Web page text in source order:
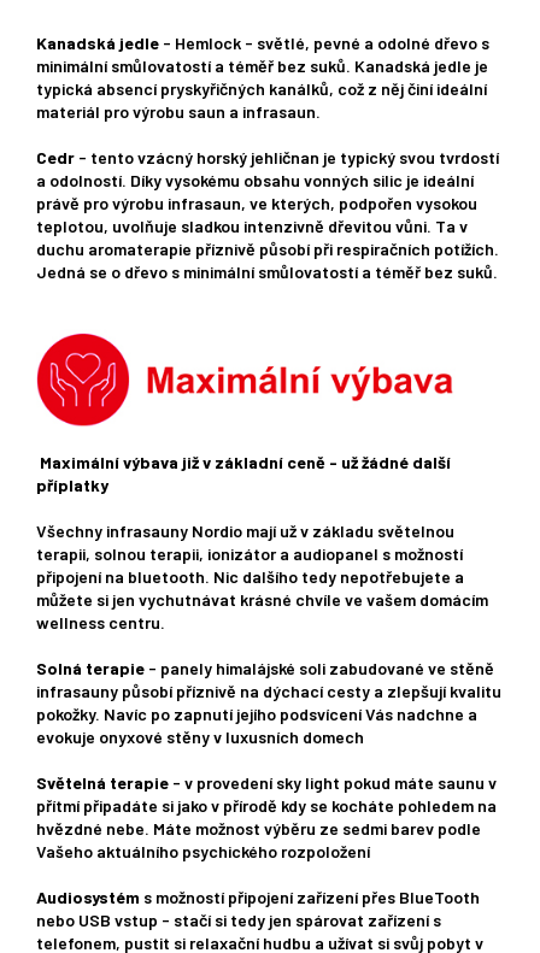
Kanadská jedle - Hemlock - světlé, pevné a odolné dřevo s
minimální smůlovatostí a téměř bez suků. Kanadská jedle je
typická absencí pryskyřičných kanálků, což z něj činí ideální
materiál pro výrobu saun a infrasaun.
Cedr - tento vzácný horský jehličnan je typický svou tvrdostí
a odolností. Díky vysokému obsahu vonných silic je ideální
právě pro výrobu infrasaun, ve kterých, podpořen vysokou
teplotou, uvolňuje sladkou intenzivně dřevitou vůni. Ta v
duchu aromaterapie příznivě působí při respiračních potížích.
Jedná se o dřevo s minimální smůlovatostí a téměř bez suků.
Maximální výbava již v základní ceně - už žádné další
příplatky
Všechny infrasauny Nordio mají už v základu světelnou
terapii, solnou terapii, ionizátor a audiopanel s možností
připojení na bluetooth. Nic dalšího tedy nepotřebujete a
můžete si jen vychutnávat krásné chvíle ve vašem domácím
wellness centru.
Solná terapie - panely himalájské soli zabudované ve stěně
infrasauny působí příznivě na dýchací cesty a zlepšují kvalitu
pokožky. Navíc po zapnutí jejího podsvícení Vás nadchne a
evokuje onyxové stěny v luxusních domech
Světelná terapie - v provedení sky light pokud máte saunu v
přítmí připadáte si jako v přírodě kdy se kocháte pohledem na
hvězdné nebe. Máte možnost výběru ze sedmi barev podle
Vašeho aktuálního psychického rozpoložení
Audiosystém s možností připojení zařízení přes BlueTooth
nebo USB vstup - stačí si tedy jen spárovat zařízení s
telefonem, pustit si relaxační hudbu a užívat si svůj pobyt v